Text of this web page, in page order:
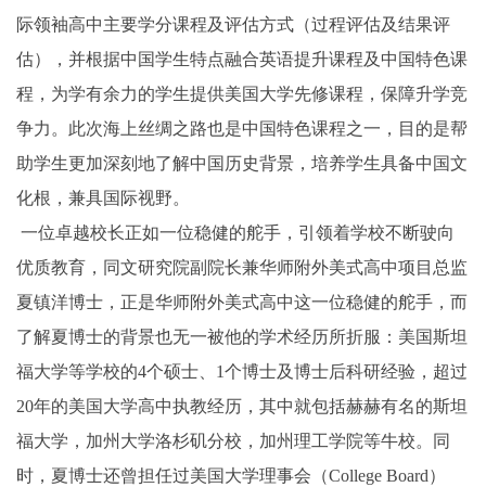
际领袖高中主要学分课程及评估方式（过程评估及结果评
估），并根据中国学生特点融合英语提升课程及中国特色课
程，为学有余力的学生提供美国大学先修课程，保障升学竞
争力。此次海上丝绸之路也是中国特色课程之一，目的是帮
助学生更加深刻地了解中国历史背景，培养学生具备中国文
化根，兼具国际视野。
一位卓越校长正如一位稳健的舵手，引领着学校不断驶向
优质教育，同文研究院副院长兼华师附外美式高中项目总监
夏镇洋博士，正是华师附外美式高中这一位稳健的舵手，而
了解夏博士的背景也无一被他的学术经历所折服：美国斯坦
福大学等学校的4个硕士、1个博士及博士后科研经验，超过
20年的美国大学高中执教经历，其中就包括赫赫有名的斯坦
福大学，加州大学洛杉矶分校，加州理工学院等牛校。同
时，夏博士还曾担任过美国大学理事会（College Board）